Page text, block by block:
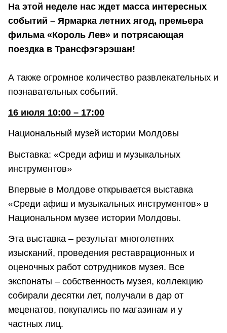
На этой неделе нас ждет масса интересных
событий – Ярмарка летних ягод, премьера
фильма «Король Лев» и потрясающая
поездка в Трансфэгэрэшан!
А также огромное количество развлекательных и
познавательных событий.
16 июля 10:00 – 17:00
Национальный музей истории Молдовы
Выставка: «Среди афиш и музыкальных
инструментов»
Впервые в Молдове открывается выставка
«Среди афиш и музыкальных инструментов» в
Национальном музее истории Молдовы.
Эта выставка – результат многолетних
изысканий, проведения реставрационных и
оценочных работ сотрудников музея. Все
экспонаты – собственность музея, коллекцию
собирали десятки лет, получали в дар от
меценатов, покупались по магазинам и у
частных лиц.